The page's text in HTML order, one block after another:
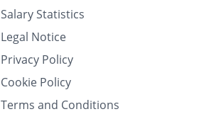
Salary Statistics
Legal Notice
Privacy Policy
Cookie Policy
Terms and Conditions